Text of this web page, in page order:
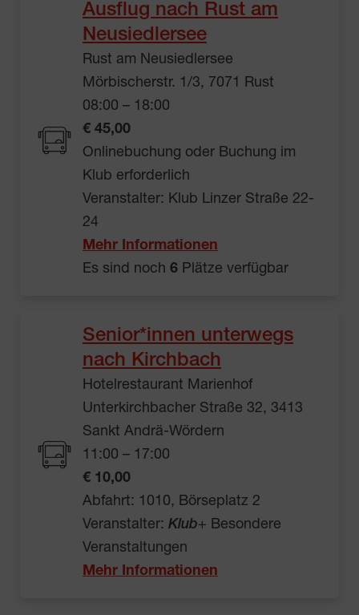
Ausflug nach Rust am
Neusiedlersee
Rust am Neusiedlersee
Mörbischerstr. 1/3, 7071 Rust
08:00 – 18:00
€ 45,00
Onlinebuchung oder Buchung im
Klub erforderlich
Veranstalter: Klub Linzer Straße 22-
24
Mehr Informationen
Es sind noch 6 Plätze verfügbar
Senior*innen unterwegs
nach Kirchbach
Hotelrestaurant Marienhof
Unterkirchbacher Straße 32, 3413
Sankt Andrä-Wördern
11:00 – 17:00
€ 10,00
Abfahrt: 1010, Börseplatz 2
Veranstalter: Klub+ Besondere
Veranstaltungen
Mehr Informationen